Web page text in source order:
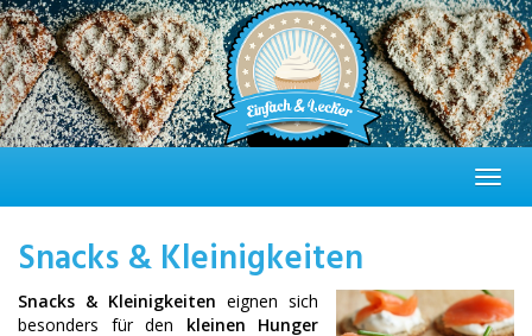
Skip
to
main
content
Snacks & Kleinigkeiten
Snacks & Kleinigkeiten eignen sich
besonders für den kleinen Hunger